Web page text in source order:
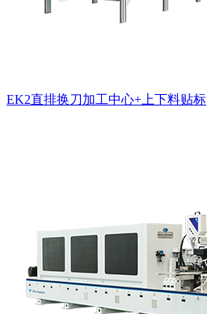
EK2直排换刀加工中心+上下料贴标